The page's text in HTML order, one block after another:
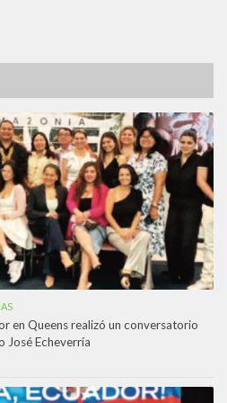
en Queens realizó un conversatorio
José Echeverría